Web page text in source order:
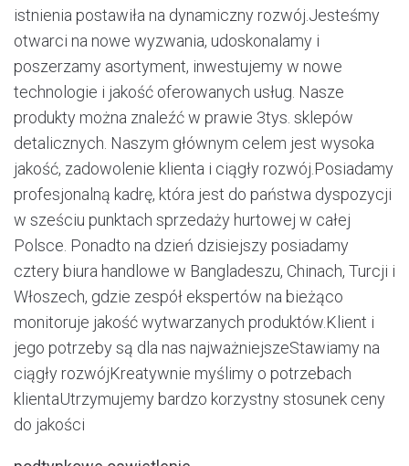
istnienia postawiła na dynamiczny rozwój.Jesteśmy
otwarci na nowe wyzwania, udoskonalamy i
poszerzamy asortyment, inwestujemy w nowe
technologie i jakość oferowanych usług. Nasze
produkty można znaleźć w prawie 3tys. sklepów
detalicznych. Naszym głównym celem jest wysoka
jakość, zadowolenie klienta i ciągły rozwój.Posiadamy
profesjonalną kadrę, która jest do państwa dyspozycji
w sześciu punktach sprzedaży hurtowej w całej
Polsce. Ponadto na dzień dzisiejszy posiadamy
cztery biura handlowe w Bangladeszu, Chinach, Turcji i
Włoszech, gdzie zespół ekspertów na bieżąco
monitoruje jakość wytwarzanych produktów.Klient i
jego potrzeby są dla nas najważniejszeStawiamy na
ciągły rozwójKreatywnie myślimy o potrzebach
klientaUtrzymujemy bardzo korzystny stosunek ceny
do jakości